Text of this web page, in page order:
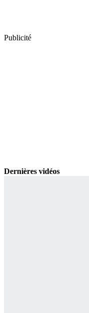
Publicité
Dernières vidéos